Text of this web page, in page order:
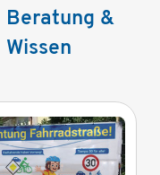
Beratung &
Wissen